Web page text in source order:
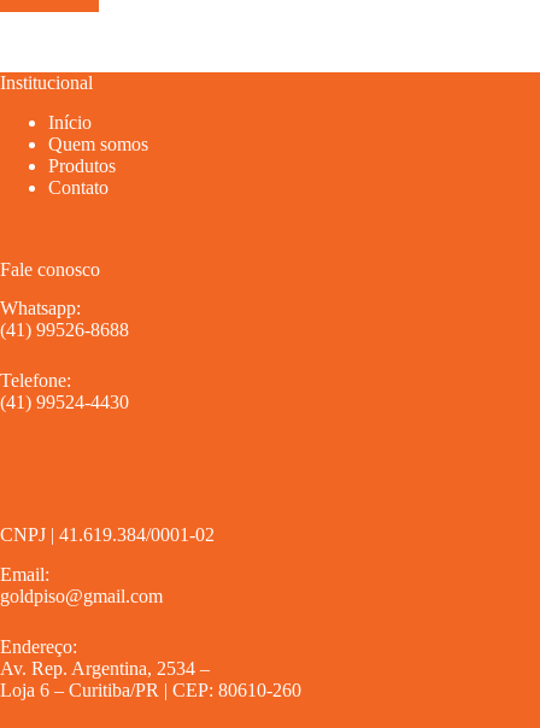
Institucional
Início
Quem somos
Produtos
Contato
Fale conosco
Whatsapp:
(41) 99526-8688
Telefone:
(41) 99524-4430
CNPJ | 41.619.384/0001-02
Email:
goldpiso@gmail.com
Endereço:
Av. Rep. Argentina, 2534 –
Loja 6 – Curitiba/PR | CEP: 80610-260